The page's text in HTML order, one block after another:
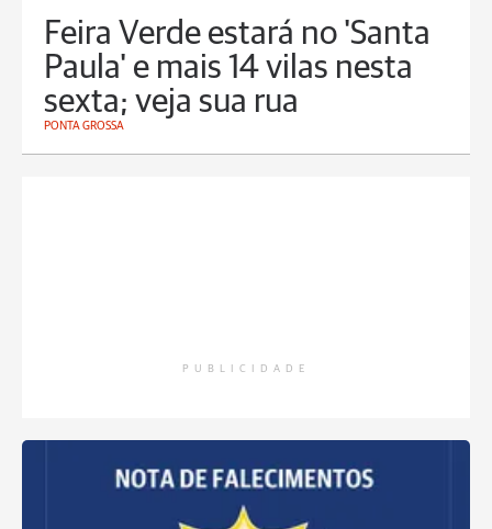
Feira Verde estará no 'Santa
Paula' e mais 14 vilas nesta
sexta; veja sua rua
PONTA GROSSA
PUBLICIDADE